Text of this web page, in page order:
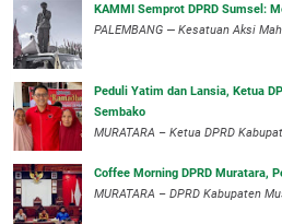
KAMMI Semprot DPRD Sumsel:
PALEMBANG — Kesatuan Aksi
Peduli Yatim dan Lansia, Ketua
Sembako
MURATARA – Ketua DPRD
Coffee Morning DPRD Muratara,
MURATARA – DPRD Kabupaten